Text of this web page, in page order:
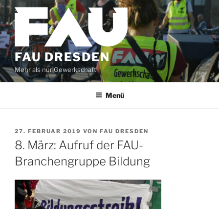
Zum
Inhalt
springen
FAU DRESDEN
Mehr als nur Gewerkschaft
Menü
VERÖFFENTLICHT
AM
27. FEBRUAR 2019 VON FAU DRESDEN
8. März: Aufruf der FAU-
Branchengruppe Bildung